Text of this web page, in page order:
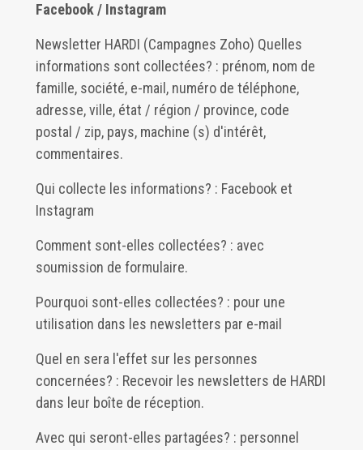
Facebook / Instagram
Newsletter HARDI (Campagnes Zoho) Quelles
informations sont collectées? : prénom, nom de
famille, société, e-mail, numéro de téléphone,
adresse, ville, état / région / province, code
postal / zip, pays, machine (s) d'intérêt,
commentaires.
Qui collecte les informations? : Facebook et
Instagram
Comment sont-elles collectées? : avec
soumission de formulaire.
Pourquoi sont-elles collectées? : pour une
utilisation dans les newsletters par e-mail
Quel en sera l'effet sur les personnes
concernées? : Recevoir les newsletters de HARDI
dans leur boîte de réception.
Avec qui seront-elles partagées? : personnel